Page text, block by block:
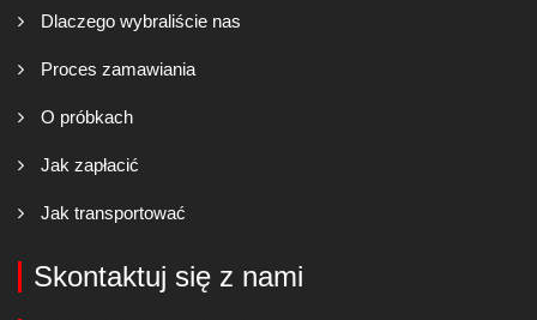
Dlaczego wybraliście nas
Proces zamawiania
O próbkach
Jak zapłacić
Jak transportować
Skontaktuj się z nami